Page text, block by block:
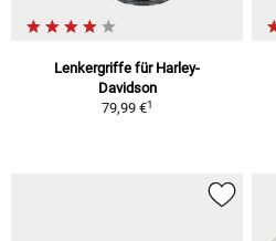
Lenkergriffe für Harley-
Davidson
79,99 €1